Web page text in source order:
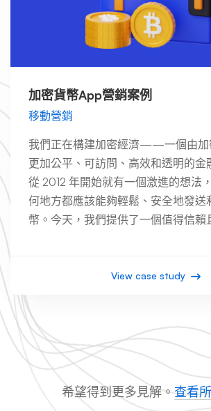
加密貨幣App營銷案例
移動營銷
我們正在構建加密經濟——一個由加
更加公平、可訪問、高效和透明的金
從 2012 年開始就有一個激進的想法
何地方都應該能夠輕鬆、安全地發送
幣。今天，我們提供了一個值得信賴
View case study
希望得到更多見解。查看